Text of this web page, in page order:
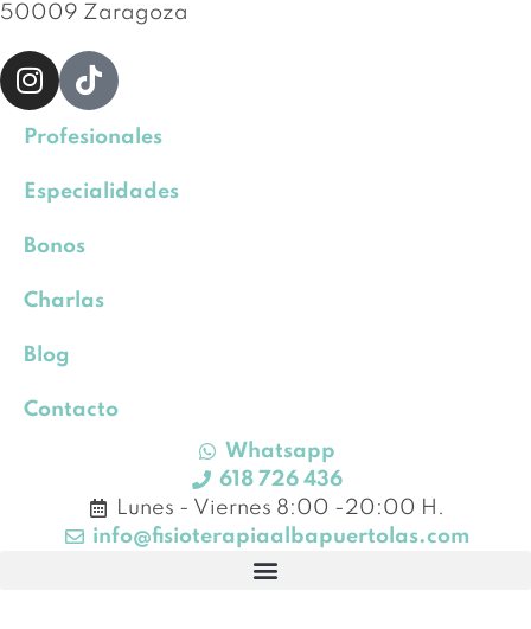
50009 Zaragoza
Profesionales
Especialidades
Bonos
Charlas
Blog
Contacto
Whatsapp
618 726 436
Lunes - Viernes 8:00 -20:00 H.
info@fisioterapiaalbapuertolas.com